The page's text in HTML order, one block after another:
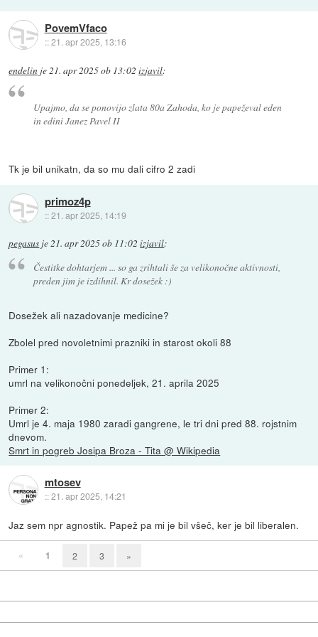
PovemVfaco
::21. apr 2025, 13:16
endelin je21. apr 2025 ob 13:02 izjavil:
Upajmo, da se ponovijo zlata 80a Zahoda, ko je papeževal eden
in edini Janez Pavel II
Tk je bil unikatn, da so mu dali cifro 2 zadi
primoz4p
::21. apr 2025, 14:19
pegasus je21. apr 2025 ob 11:02 izjavil:
Čestitke dohtarjem ... so ga zrihtali še za velikonočne aktivnosti,
preden jim je izdihnil. Kr dosežek :)
Dosežek ali nazadovanje medicine?
Zbolel pred novoletnimi prazniki in starost okoli 88
Primer 1:
umrl na velikonočni ponedeljek, 21. aprila 2025
Primer 2:
Umrl je 4. maja 1980 zaradi gangrene, le tri dni pred 88. rojstnim
dnevom.
Smrt in pogreb Josipa Broza - Tita @ Wikipedia
mtosev
::21. apr 2025, 14:21
Jaz sem npr agnostik. Papež pa mi je bil všeč, ker je bil liberalen.
« 1 2 3 »